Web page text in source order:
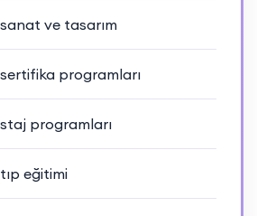
ve tasarım
programları
programları
eğitimi